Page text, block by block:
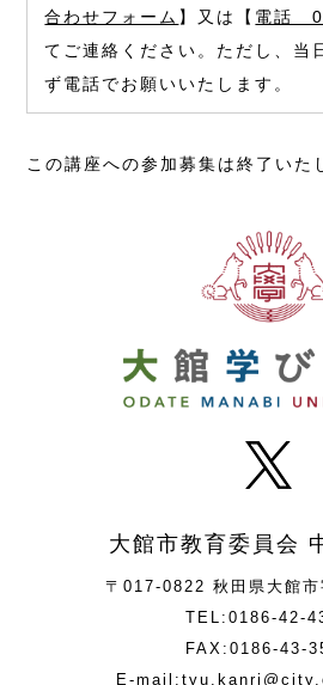
合わせフォーム 】又は【 電話
てご連絡ください。ただし、当
ず電話でお願いいたします。
この講座への参加募集は終了いた
大館市教育委員会
〒017-0822 秋田県大館
TEL:0186-42-
FAX:0186-43-
E-